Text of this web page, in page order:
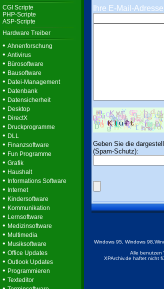
CGI Scripte
PHP-Scripte
ASP-Scripte
Hardware Treiber
• Ahnenforschung
• Antivirus
• Bürosoftware
• Bausoftware
• Datei-Management
• Datenbank
• Datensicherheit
• Desktop
• DirectX
• Druckprogramme
• DLL
• Finanzsoftware
• Fun Programme
• Grafik
• Haushalt
• Informations Software
• Internet
• Kindersoftware
• Kommunikation
• Lernsoftware
• Medizinsoftware
• Multimedia
• Musiksoftware
• Office Updates
• Outlook Updates
• Programmieren
• Texteditor
Ihre E-Mail-
Geben Sie die
(Spam-Schutz):
Windows 95, Windows
Alle benutzen
XPArchiv.de haftet nicht